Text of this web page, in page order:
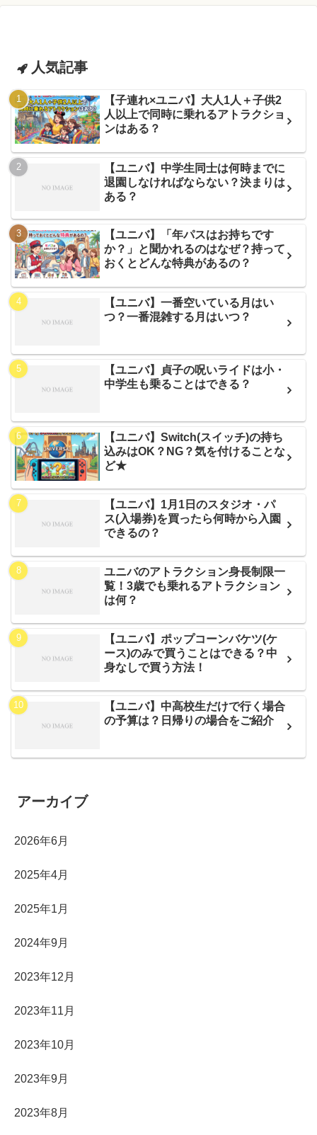
人気記事
【子連れ×ユニバ】大人1人＋子供2
人以上で同時に乗れるアトラクショ
ンはある？
【ユニバ】中学生同士は何時までに
退園しなければならない？決まりは
ある？
【ユニバ】「年パスはお持ちです
か？」と聞かれるのはなぜ？持って
おくとどんな特典があるの？
【ユニバ】一番空いている月はい
つ？一番混雑する月はいつ？
【ユニバ】貞子の呪いライドは小・
中学生も乗ることはできる？
【ユニバ】Switch(スイッチ)の持ち
込みはOK？NG？気を付けることな
ど★
【ユニバ】1月1日のスタジオ・パ
ス(入場券)を買ったら何時から入園
できるの？
ユニバのアトラクション身長制限一
覧！3歳でも乗れるアトラクション
は何？
【ユニバ】ポップコーンバケツ(ケ
ース)のみで買うことはできる？中
身なしで買う方法！
【ユニバ】中高校生だけで行く場合
の予算は？日帰りの場合をご紹介
アーカイブ
2026年6月
2025年4月
2025年1月
2024年9月
2023年12月
2023年11月
2023年10月
2023年9月
2023年8月